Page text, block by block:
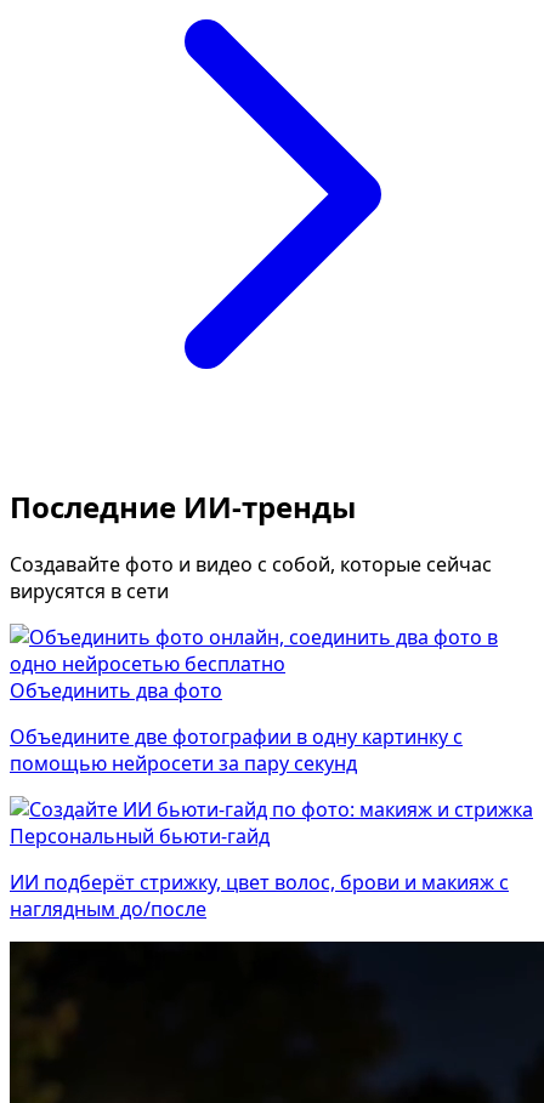
Последние ИИ-тренды
Создавайте фото и видео с собой, которые сейчас
вирусятся в сети
Объединить два фото
Объедините две фотографии в одну картинку с
помощью нейросети за пару секунд
Персональный бьюти-гайд
ИИ подберёт стрижку, цвет волос, брови и макияж с
наглядным до/после